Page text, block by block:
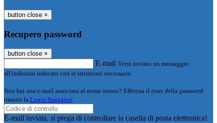
button close ×
Recupero password
button close ×
E-mail Verrà inviato un messaggio
all'indirizzo indicato con le istruzioni necessarie.
Non hai una e-mail associata al nome utente? Effettua il reset della password
tramite la Login Spaggiari
E-mail inviata, si prega di controllare la casella di posta elettronica!